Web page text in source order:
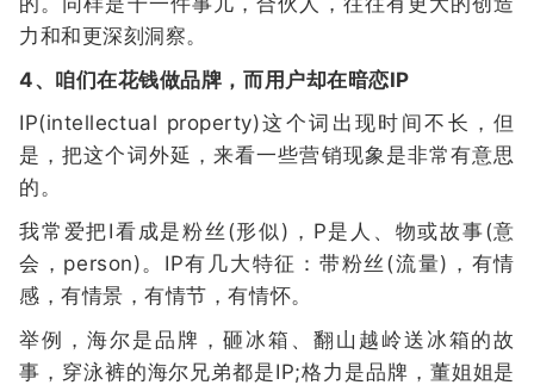
力和和更深刻洞察。
4、咱们在花钱做品牌，而用户却在暗恋IP
IP(intellectual property)这个词出现时间不长，但
是，把这个词外延，来看一些营销现象是非常有意思
的。
我常爱把I看成是粉丝(形似)，P是人、物或故事(意
会，person)。IP有几大特征：带粉丝(流量)，有情
感，有情景，有情节，有情怀。
举例，海尔是品牌，砸冰箱、翻山越岭送冰箱的故
事，穿泳裤的海尔兄弟都是IP;格力是品牌，董姐姐是